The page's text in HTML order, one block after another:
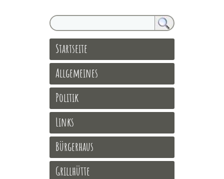
Startseite
Allgemeines
Politik
Links
Bürgerhaus
Grillhütte